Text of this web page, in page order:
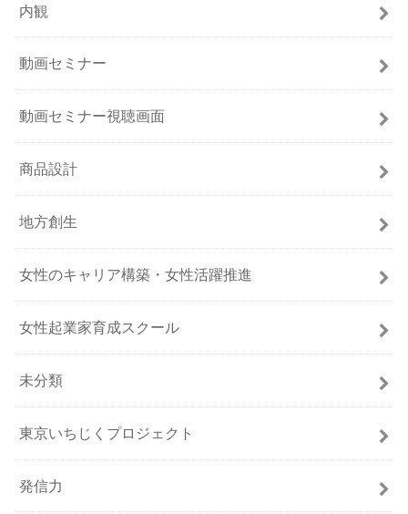
内観
動画セミナー
動画セミナー視聴画面
商品設計
地方創生
女性のキャリア構築・女性活躍推進
女性起業家育成スクール
未分類
東京いちじくプロジェクト
発信力